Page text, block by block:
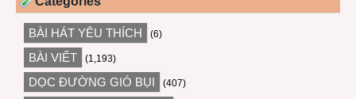
BÀI HÁT YÊU THÍCH (6)
BÀI VIẾT (1,193)
DỌC ĐƯỜNG GIÓ BỤI (407)